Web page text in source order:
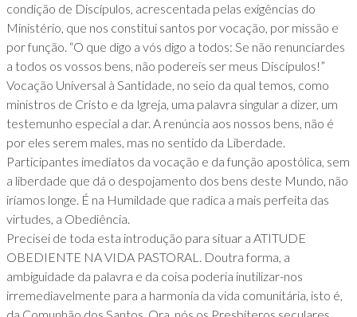
condição de Discípulos, acrescentada pelas exigências do
Ministério, que nos constitui santos por vocação, por missão e
por função. “O que digo a vós digo a todos: Se não renunciardes
a todos os vossos bens, não podereis ser meus Discípulos!”
Vocação Universal à Santidade, no seio da qual temos, como
ministros de Cristo e da Igreja, uma palavra singular a dizer, um
testemunho especial a dar. A renúncia aos nossos bens, não é
por eles serem males, mas no sentido da Liberdade.
Participantes imediatos da vocação e da função apostólica, sem
a liberdade que dá o despojamento dos bens deste Mundo, não
iríamos longe. É na Humildade que radica a mais perfeita das
virtudes, a Obediência.
Precisei de toda esta introdução para situar a ATITUDE
OBEDIENTE NA VIDA PASTORAL. Doutra forma, a
ambiguidade da palavra e da coisa poderia inutilizar-nos
irremediavelmente para a harmonia da vida comunitária, isto é,